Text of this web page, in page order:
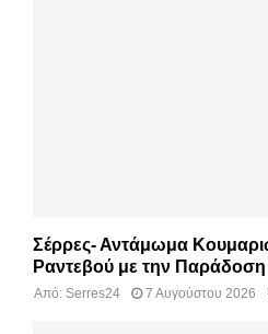
Σέρρες- Αντάμωμα
Ραντεβού με την Παράδοση
Από: Serres24 7 Αυγούστου 2026